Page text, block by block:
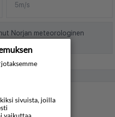
5m/s
Norjan meteorologinen
sivuista, joilla
vaikuttaa